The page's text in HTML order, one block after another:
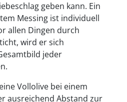
geben kann. Ein
Messing ist individuell
allen Dingen durch
wird er sich
jeder
Vollolive bei einem
ausreichend Abstand zur